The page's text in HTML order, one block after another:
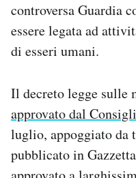
controversa Guardia
essere legata ad
di esseri umani.
Il decreto legge sulle
approvato dal
luglio, appoggiato da
pubblicato in